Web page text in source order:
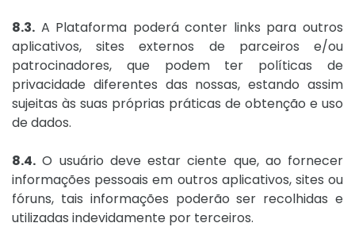
8.3. A Plataforma poderá conter links para outros
aplicativos, sites externos de parceiros e/ou
patrocinadores, que podem ter políticas de
privacidade diferentes das nossas, estando assim
sujeitas às suas próprias práticas de obtenção e uso
de dados.
8.4. O usuário deve estar ciente que, ao fornecer
informações pessoais em outros aplicativos, sites ou
fóruns, tais informações poderão ser recolhidas e
utilizadas indevidamente por terceiros.